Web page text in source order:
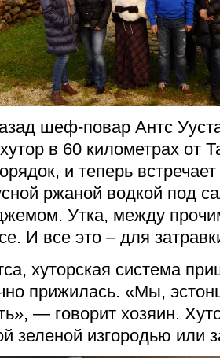
шеф-повар Антс
в 60 километрах от
и теперь встречает
ржаной водкой под
Утка, между
И все это – для
хуторская система
прижилась. «Мы,
— говорит хозяин.
зеленой изгородью или